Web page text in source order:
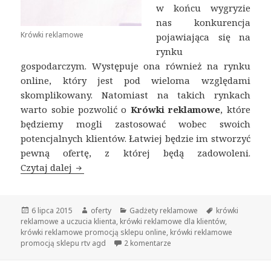
Krówki reklamowe
w końcu wygryzie
nas konkurencja
pojawiająca się na
rynku
gospodarczym. Występuje ona również na rynku
online, który jest pod wieloma względami
skomplikowany. Natomiast na takich rynkach
warto sobie pozwolić o Krówki reklamowe, które
będziemy mogli zastosować wobec swoich
potencjalnych klientów. Łatwiej będzie im stworzyć
pewną ofertę, z której będą zadowoleni.
Czytaj dalej Krówki reklamowe promocją sklepu rtv i
Opublikowano
6 lipca 2015 Autor
oferty Kategorie
Gadżety reklamowe Tagi
krówki
reklamowe a uczucia klienta, krówki reklamowe dla klientów,
krówki reklamowe promocją sklepu online, krówki reklamowe
promocją sklepu rtv agd
2 komentarze